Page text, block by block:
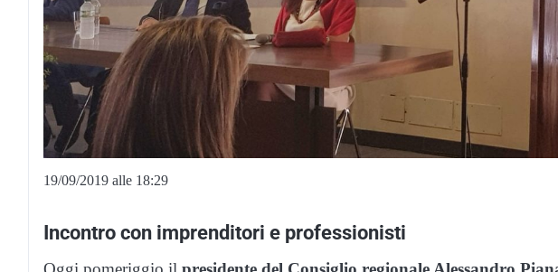
19/09/2019 alle 18:29
Incontro con imprenditori e professionisti